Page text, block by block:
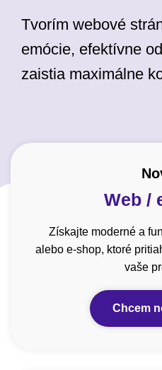
Tvorím webové
emócie, efektívne
zaistia maximálne
Web /
Získajte moderné a
alebo e-shop, ktoré
vaše
Chcem